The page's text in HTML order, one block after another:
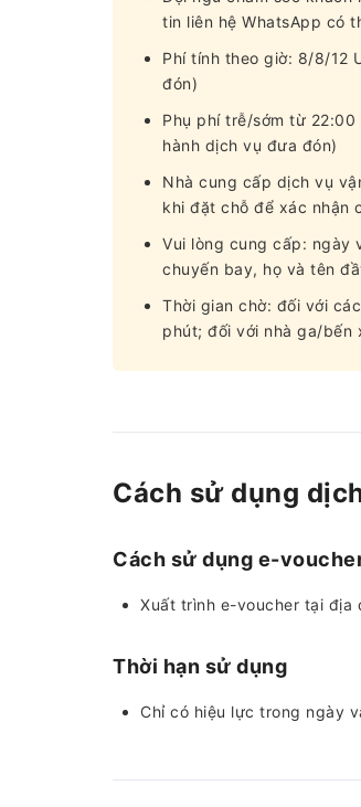
tin liên hệ WhatsApp có
Phí tính theo giờ: 8/8/12
đón)
Phụ phí trễ/sớm từ
hành dịch vụ đưa đón)
Nhà cung cấp dịch vụ
khi đặt chỗ để xác nhận
Vui lòng cung cấp: ngày
chuyến bay, họ và tên
Thời gian chờ: đối với
phút; đối với nhà ga/
Cách sử dụng
Cách sử dụng e-
Xuất trình e-voucher tại địa
Thời hạn sử dụng
Chỉ có hiệu lực trong ngày